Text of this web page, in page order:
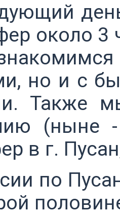
около
но и с
Также
(ныне -
в г.
по